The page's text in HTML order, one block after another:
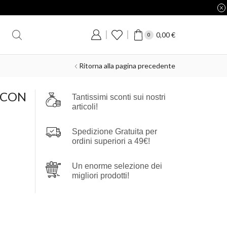
0 0,00€
Ritorna alla pagina precedente
Tantissimi sconti sui nostri
articoli!
Spedizione Gratuita per
ordini superiori a 49€!
Un enorme selezione dei
migliori prodotti!